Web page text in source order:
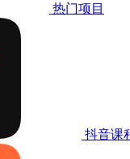
热门项目
抖音课